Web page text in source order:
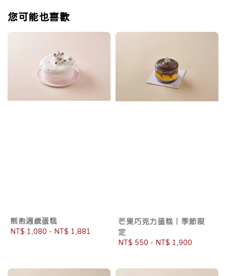
您可能也喜歡
熊抱週歲蛋糕
Regular
NT$ 1,080 - NT$ 1,881
芒果巧克力蛋糕｜季節限
定
Regular
NT$ 550 - NT$ 1,900